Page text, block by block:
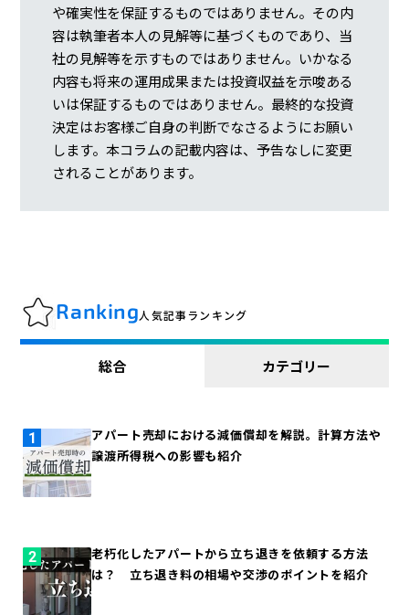
や確実性を保証するものではありません。その内
容は執筆者本人の見解等に基づくものであり、当
社の見解等を示すものではありません。いかなる
内容も将来の運用成果または投資収益を示唆ある
いは保証するものではありません。最終的な投資
決定はお客様ご自身の判断でなさるようにお願い
します。本コラムの記載内容は、予告なしに変更
されることがあります。
Ranking人気記事ランキング
総合 カテゴリー
アパート売却における減価償却を解説。計算方法や
譲渡所得税への影響も紹介
老朽化したアパートから立ち退きを依頼する方法
は？ 立ち退き料の相場や交渉のポイントを紹介